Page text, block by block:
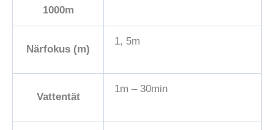
1000m
Närfokus (m)
1, 5m
Vattentät
1m – 30min